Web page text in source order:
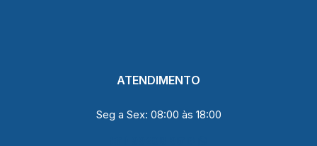
ATENDIMENTO
Seg a Sex: 08:00 às 18:00